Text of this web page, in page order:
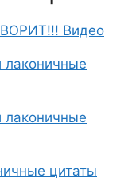
Видео
лаконичные
лаконичные
цитаты